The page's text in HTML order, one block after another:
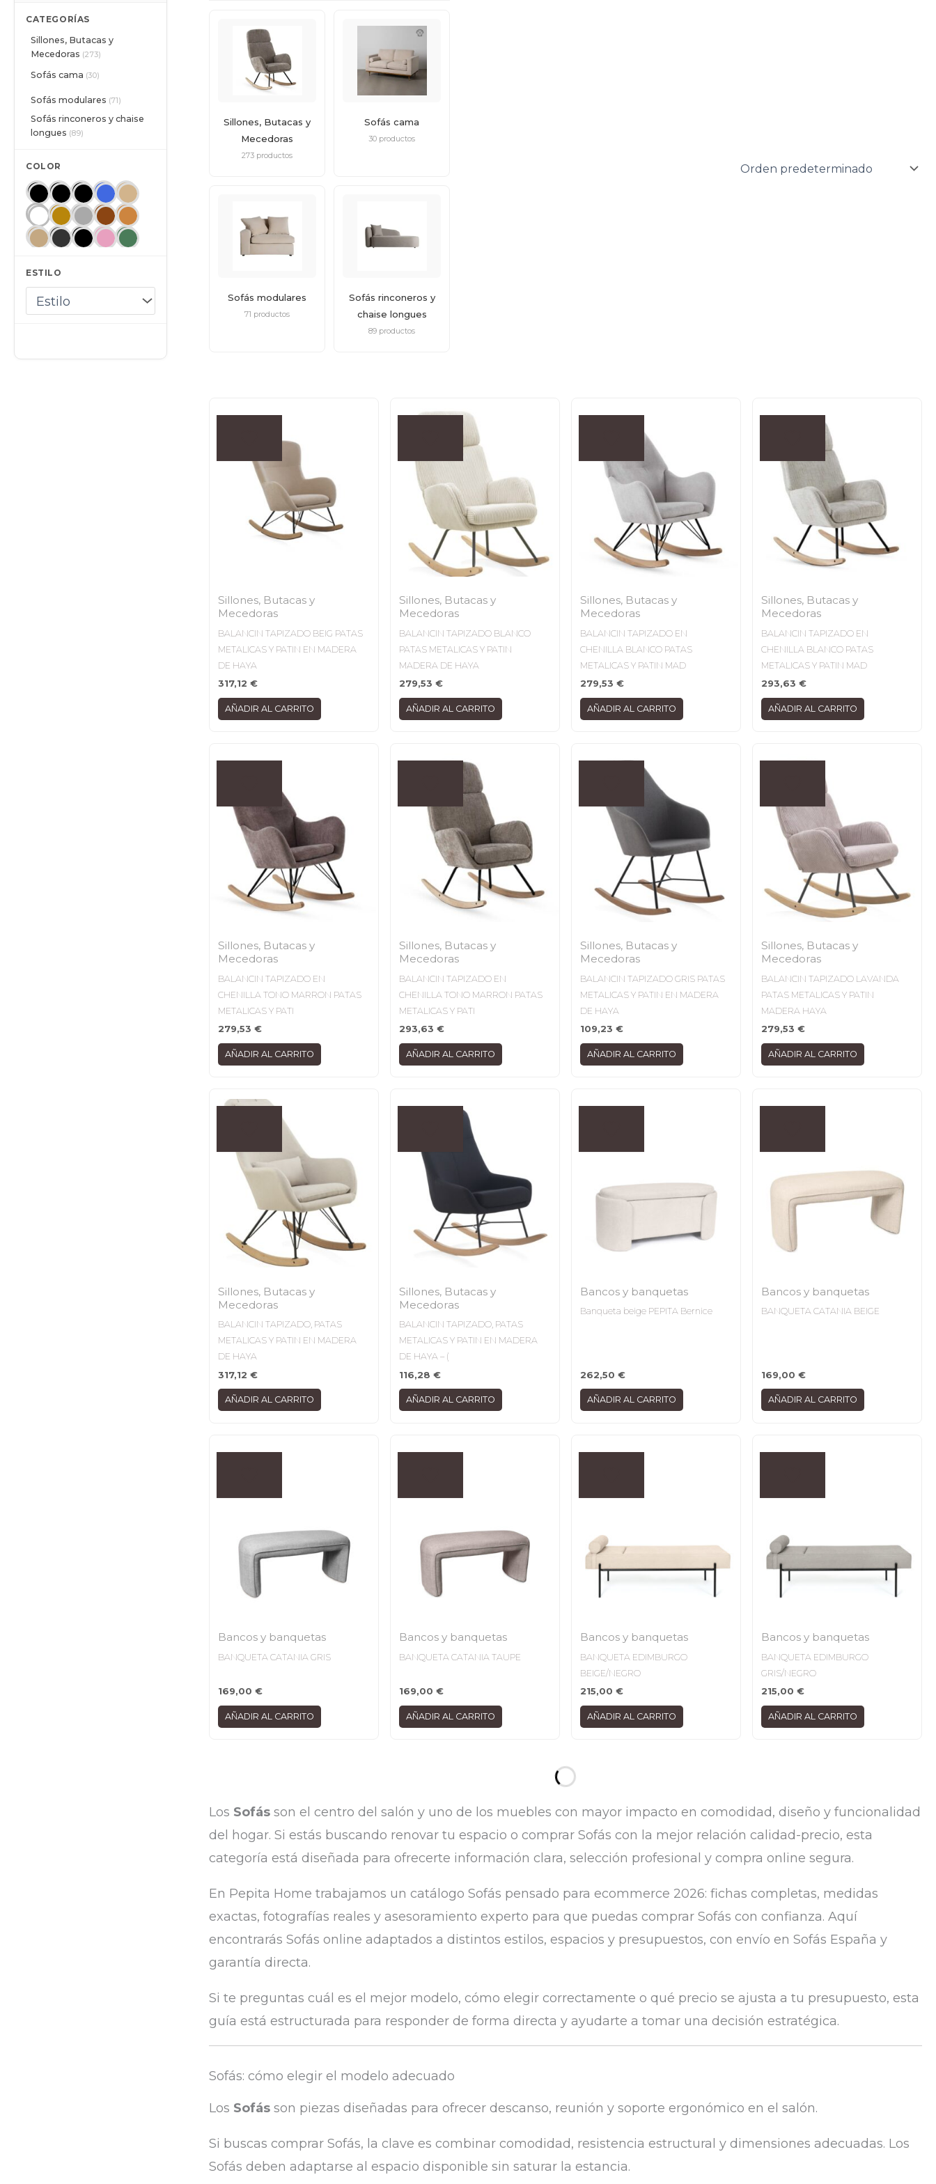
CATEGORÍAS
Sillones, Butacas y
Mecedoras (273)
Sofás cama (30)
Sofás modulares (71)
Sofás rinconeros y chaise
longues (89)
COLOR
ESTILO
Sillones, Butacas y
Mecedoras
273 productos
Sofás cama
30 productos
Sofás modulares
71 productos
Sofás rinconeros y
chaise longues
89 productos
Sillones, Butacas y
Mecedoras
BALANCIN TAPIZADO BEIG PATAS
METALICAS Y PATIN EN MADERA
DE HAYA
317,12 €
AÑADIR AL CARRITO
Sillones, Butacas y
Mecedoras
BALANCIN TAPIZADO BLANCO
PATAS METALICAS Y PATIN
MADERA DE HAYA
279,53 €
AÑADIR AL CARRITO
Sillones, Butacas y
Mecedoras
BALANCIN TAPIZADO EN
CHENILLA BLANCO PATAS
METALICAS Y PATIN MAD
279,53 €
AÑADIR AL CARRITO
Sillones, Butacas y
Mecedoras
BALANCIN TAPIZADO EN
CHENILLA BLANCO PATAS
METALICAS Y PATIN MAD
293,63 €
AÑADIR AL CARRITO
Sillones, Butacas y
Mecedoras
BALANCIN TAPIZADO EN
CHENILLA TONO MARRON PATAS
METALICAS Y PATI
279,53 €
AÑADIR AL CARRITO
Sillones, Butacas y
Mecedoras
BALANCIN TAPIZADO EN
CHENILLA TONO MARRON PATAS
METALICAS Y PATI
293,63 €
AÑADIR AL CARRITO
Sillones, Butacas y
Mecedoras
BALANCIN TAPIZADO GRIS PATAS
METALICAS Y PATIN EN MADERA
DE HAYA
109,23 €
AÑADIR AL CARRITO
Sillones, Butacas y
Mecedoras
BALANCIN TAPIZADO LAVANDA
PATAS METALICAS Y PATIN
MADERA HAYA
279,53 €
AÑADIR AL CARRITO
Sillones, Butacas y
Mecedoras
BALANCIN TAPIZADO, PATAS
METALICAS Y PATIN EN MADERA
DE HAYA
317,12 €
AÑADIR AL CARRITO
Sillones, Butacas y
Mecedoras
BALANCIN TAPIZADO, PATAS
METALICAS Y PATIN EN MADERA
DE HAYA – (
116,28 €
AÑADIR AL CARRITO
Bancos y banquetas
Banqueta beige PEPITA Bernice
262,50 €
AÑADIR AL CARRITO
Bancos y banquetas
BANQUETA CATANIA BEIGE
169,00 €
AÑADIR AL CARRITO
Bancos y banquetas
BANQUETA CATANIA GRIS
169,00 €
AÑADIR AL CARRITO
Bancos y banquetas
BANQUETA CATANIA TAUPE
169,00 €
AÑADIR AL CARRITO
Bancos y banquetas
BANQUETA EDIMBURGO
BEIGE/NEGRO
215,00 €
AÑADIR AL CARRITO
Bancos y banquetas
BANQUETA EDIMBURGO
GRIS/NEGRO
215,00 €
AÑADIR AL CARRITO
Los Sofás son el centro del salón y uno de los muebles con mayor impacto en comodidad, diseño y funcionalidad
del hogar. Si estás buscando renovar tu espacio o comprar Sofás con la mejor relación calidad-precio, esta
categoría está diseñada para ofrecerte información clara, selección profesional y compra online segura.
En Pepita Home trabajamos un catálogo Sofás pensado para ecommerce 2026: fichas completas, medidas
exactas, fotografías reales y asesoramiento experto para que puedas comprar Sofás con confianza. Aquí
encontrarás Sofás online adaptados a distintos estilos, espacios y presupuestos, con envío en Sofás España y
garantía directa.
Si te preguntas cuál es el mejor modelo, cómo elegir correctamente o qué precio se ajusta a tu presupuesto, esta
guía está estructurada para responder de forma directa y ayudarte a tomar una decisión estratégica.
Sofás: cómo elegir el modelo adecuado
Los Sofás son piezas diseñadas para ofrecer descanso, reunión y soporte ergonómico en el salón.
Si buscas comprar Sofás, la clave es combinar comodidad, resistencia estructural y dimensiones adecuadas. Los
Sofás deben adaptarse al espacio disponible sin saturar la estancia.